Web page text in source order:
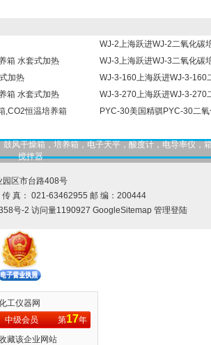
WJ-2上海跃进WJ-2二氧化碳
箱 水套式加热
WJ-3上海跃进WJ-3二氧化碳
加热
WJ-3-160上海跃进WJ-3-160
箱 水套式加热
WJ-3-270上海跃进WJ-3-270
,CO2恒温培养箱
PYC-30美国精骐PYC-30二
风干燥箱，培养箱，电子天平，酸度计，电导率仪，
搅拌器
园区市台路408号
真： 021-63462955 邮 编：200444
号-2 访问量1190927 GoogleSitemap 管理登陆
工仪器网
中级会员
第17年
藏该企业网站